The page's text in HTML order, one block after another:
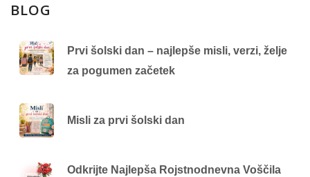
BLOG
Prvi šolski dan – najlepše misli, verzi, želje
za pogumen začetek
Misli za prvi šolski dan
Odkrijte Najlepša Rojstnodnevna Voščila